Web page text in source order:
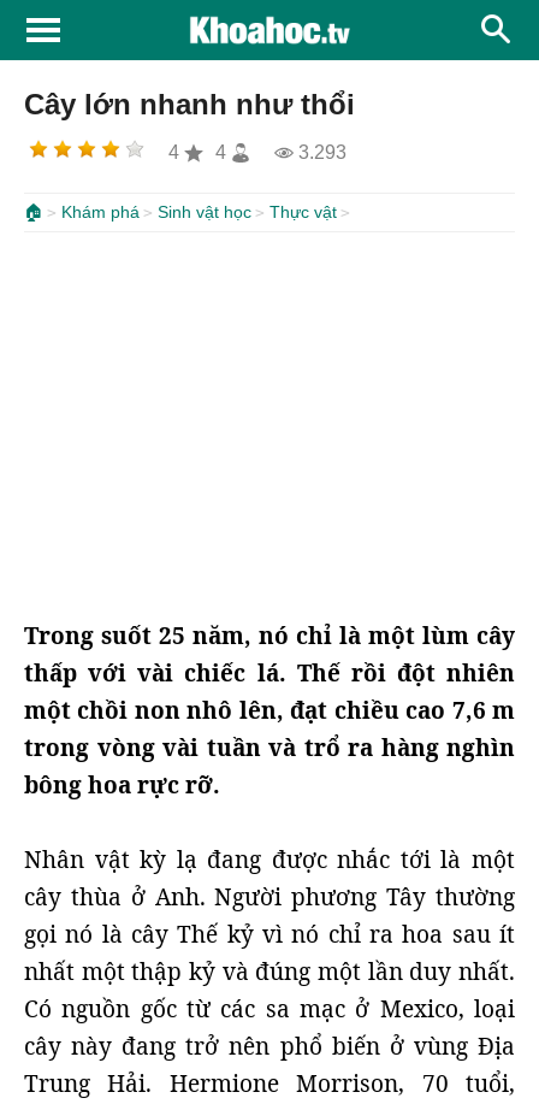
Cây lớn nhanh như thổi
4 4 3.293
🏠 Khám phá Sinh vật học Thực vật
Trong suốt 25 năm, nó chỉ là một lùm cây
thấp với vài chiếc lá. Thế rồi đột nhiên
một chồi non nhô lên, đạt chiều cao 7,6 m
trong vòng vài tuần và trổ ra hàng nghìn
bông hoa rực rỡ.
Nhân vật kỳ lạ đang được nhắc tới là một
cây thùa ở Anh. Người phương Tây thường
gọi nó là cây Thế kỷ vì nó chỉ ra hoa sau ít
nhất một thập kỷ và đúng một lần duy nhất.
Có nguồn gốc từ các sa mạc ở Mexico, loại
cây này đang trở nên phổ biến ở vùng Địa
Trung Hải. Hermione Morrison, 70 tuổi,